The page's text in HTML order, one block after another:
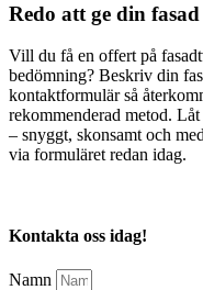
Redo att ge din
Vill du få en offert på
bedömning? Beskriv din
kontaktformulär så
rekommenderad metod.
– snyggt, skonsamt och
via formuläret redan idag.
Kontakta oss idag!
Namn